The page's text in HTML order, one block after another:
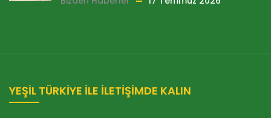
YEŞİL TÜRKİYE İLE İLETİŞİMDE KALIN